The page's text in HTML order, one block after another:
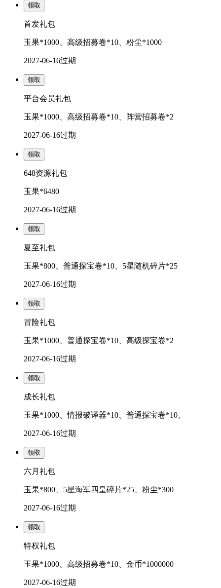
领取
首发礼包
玉果*1000、高级招募卷*10、粉尘*1000
2027-06-16过期
领取
平台会员礼包
玉果*1000、高级招募卷*10、阵营招募卷*2
2027-06-16过期
领取
648资源礼包
玉果*6480
2027-06-16过期
领取
夏至礼包
玉果*800、普通探宝卷*10、5星随机碎片*25
2027-06-16过期
领取
冒险礼包
玉果*1000、普通探宝卷*10、高级探宝卷*2
2027-06-16过期
领取
成长礼包
玉果*1000、情报破译器*10、普通探宝卷*10、
2027-06-16过期
领取
六月礼包
玉果*800、5星海军四皇碎片*25、粉尘*300
2027-06-16过期
领取
特权礼包
玉果*1000、高级招募卷*10、金币*1000000
2027-06-16过期